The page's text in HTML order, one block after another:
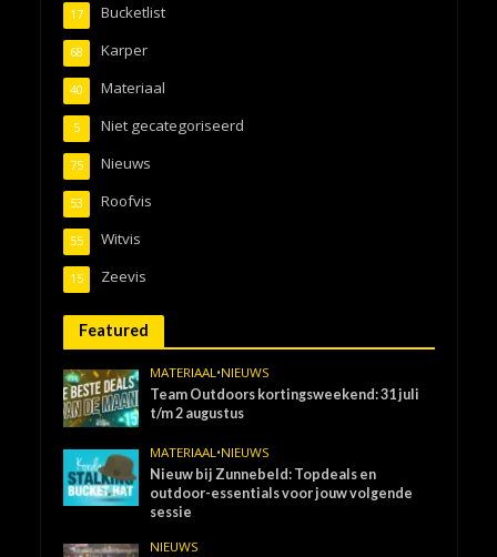
Bucketlist
17
Karper
68
Materiaal
40
Niet gecategoriseerd
5
Nieuws
75
Roofvis
53
Witvis
55
Zeevis
15
Featured
MATERIAAL•NIEUWS
Team Outdoors kortingsweekend: 31 juli
t/m 2 augustus
MATERIAAL •NIEUWS
Nieuw bij Zunnebeld: Topdeals en
outdoor-essentials voor jouw volgende
sessie
NIEUWS